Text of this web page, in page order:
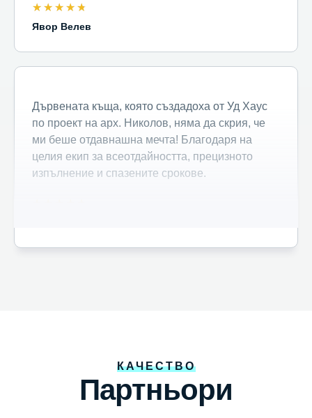
Дървената къща, която създадоха от Уд Хаус
по проект на арх. Николов, няма да скрия, че
ми беше отдавнашна мечта! Благодаря на
целия екип за всеотдайността, прецизното
изпълнение и спазените срокове.
★ ★ ★ ★ ★
Явор Велев
КАЧЕСТВО
Партньори